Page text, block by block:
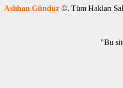
Aslıhan Gündüz ©.
"Bu